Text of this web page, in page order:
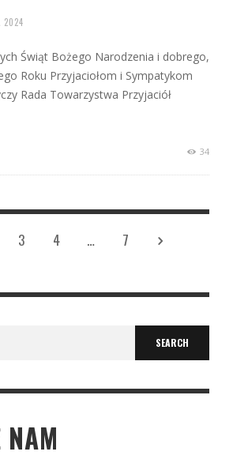
2024
Świąt Bożego Narodzenia i dobrego,
Roku Przyjaciołom i Sympatykom
Rada Towarzystwa Przyjaciół
34
3 4 … 7
NAM